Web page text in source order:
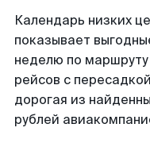
Календарь низких
показывает
неделю по
рейсов с
дорогая из
рублей